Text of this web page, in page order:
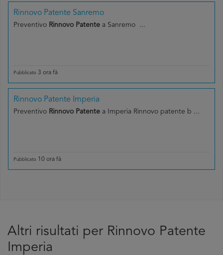
Rinnovo Patente Sanremo
Preventivo Rinnovo Patente a Sanremo ...
Pubblicato 3 ora fà
Rinnovo Patente Imperia
Preventivo Rinnovo Patente a Imperia Rinnovo patente b ...
Pubblicato 10 ora fà
Altri risultati per Rinnovo Patente
Imperia